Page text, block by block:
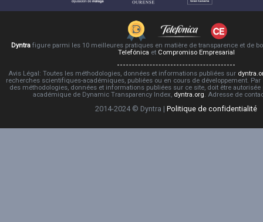
Dyntra figure parmi les 10 meilleures pratiques en matière de transparence et de
Telefónica et Compromiso Empresarial
Avis Légal: Toutes les méthodologies, données et informations publiées sur
recherches scientifiques-académiques, publiées ou en cours de développement.
des méthodologies, données et informations publiées sur ce site, doit être
académique de Dynamic Transparency Index, dyntra.org. Adresse de
2014-2024 © Dyntra | Politique de confidentialité